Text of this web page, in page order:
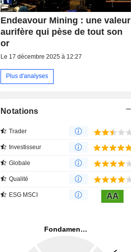
Endeavour Mining : une valeur
aurifère qui pèse de tout son
or
Le 17 décembre 2025 à 12:27
Plus d'analyses
Notations
Trader
Investisseur
Globale
Qualité
ESG MSCI AA